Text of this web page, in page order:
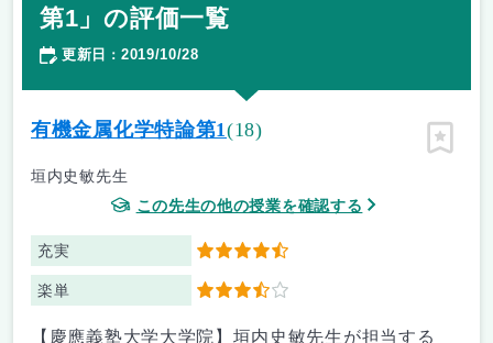
第1」の評価一覧
更新日 ： 2019/10/28
有機金属化学特論第1(18)
垣内史敏先生
この先生の他の授業を確認する
充実 4.5
楽単 3.5
ピン留
【慶應義塾大学大学院】垣内史敏先生が担当する